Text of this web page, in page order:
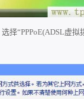
选择“PPPoE(ADSL虚